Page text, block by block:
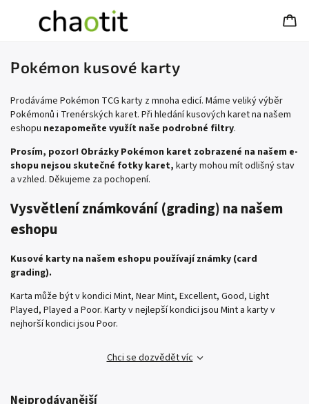
Pokémon kusové karty
Prodáváme Pokémon TCG karty z mnoha edicí. Máme veliký výběr
Pokémonů i Trenérských karet. Při hledání kusových karet na našem
eshopu nezapomeňte využít naše podrobné filtry.
Prosím, pozor! Obrázky Pokémon karet zobrazené na našem e-
shopu nejsou skutečné fotky karet, karty mohou mít odlišný stav
a vzhled. Děkujeme za pochopení.
Vysvětlení známkování (grading) na našem
eshopu
Kusové karty na našem eshopu používají známky (card
grading).
Karta může být v kondici Mint, Near Mint, Excellent, Good, Light
Played, Played a Poor. Karty v nejlepší kondici jsou Mint a karty v
nejhorší kondici jsou Poor.
Chci se dozvědět víc
Nejprodávanější